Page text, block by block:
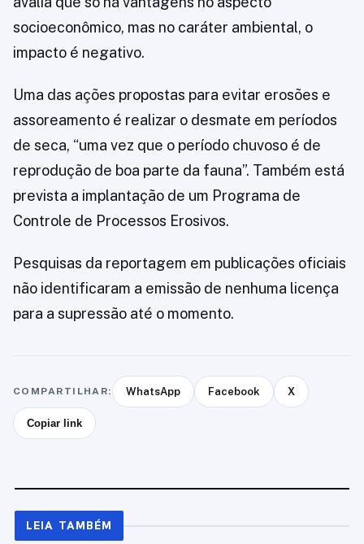
socioeconômico, mas no caráter ambiental, o
impacto é negativo.
Uma das ações propostas para evitar erosões e
assoreamento é realizar o desmate em períodos
de seca, “uma vez que o período chuvoso é de
reprodução de boa parte da fauna”. Também está
prevista a implantação de um Programa de
Controle de Processos Erosivos.
Pesquisas da reportagem em publicações oficiais
não identificaram a emissão de nenhuma licença
para a supressão até o momento.
COMPARTILHAR: WhatsApp Facebook X
Copiar link
LEIA TAMBÉM